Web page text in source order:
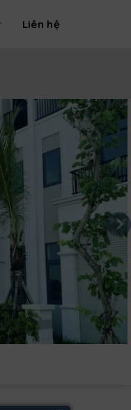
Liên hệ